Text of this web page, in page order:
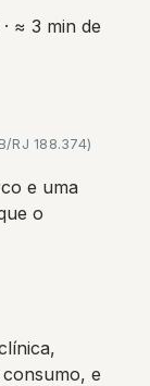
· ≈ 3 min de
RJ 188.374)
e uma
o
e